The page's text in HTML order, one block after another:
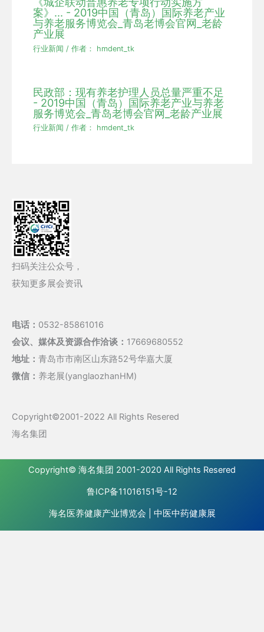
案》... - 2019中国（青岛）国际养老产业
与养老服务博览会_青岛老博会官网_老龄
产业展
行业新闻 / 作者： hmdent_tk
民政部：现有养老护理人员总量严重不足
- 2019中国（青岛）国际养老产业与养老
服务博览会_青岛老博会官网_老龄产业展
行业新闻 / 作者： hmdent_tk
扫码关注公众号，
获知更多展会资讯
电话： 0532-85861016
会议、媒体及资源合作洽谈： 17669680552
地址： 青岛市市南区山东路52号华嘉大厦
微信： 养老展(yanglaozhanHM)
Copyright©2001-2022 All Rights Resered
海名集团
Copyright© 海名集团 2001-2020 All Rights Resered
鲁ICP备11016151号-12
海名医养健康产业博览会 中医中药健康展